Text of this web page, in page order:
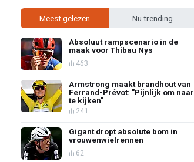
Meest gelezen Nu trending
Absoluut rampscenario in de
maak voor Thibau Nys
463
Armstrong maakt brandhout van
Ferrand-Prévot: "Pijnlijk om naar
te kijken"
241
Gigant dropt absolute bom in
vrouwenwielrennen
62